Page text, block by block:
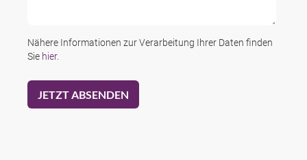
Nähere Informationen zur Verarbeitung Ihrer Daten finden
Sie hier.